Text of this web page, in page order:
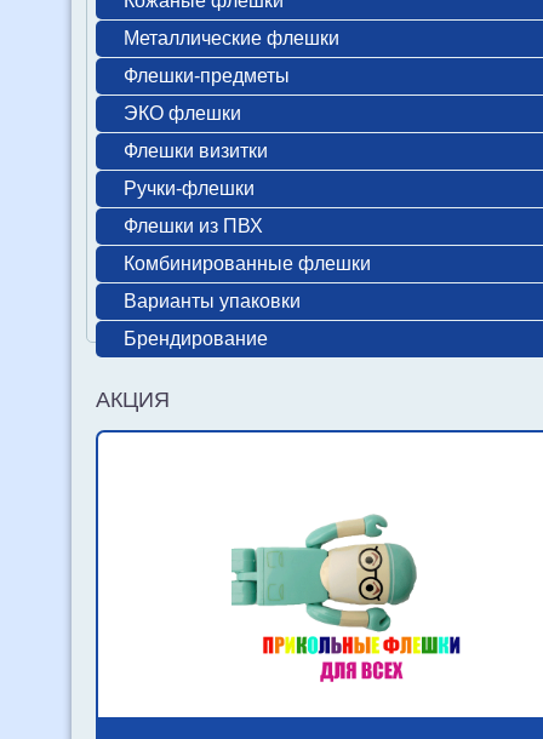
Металлические флешки
Флешки-предметы
ЭКО флешки
Флешки визитки
Ручки-флешки
Флешки из ПВХ
Комбинированные флешки
Варианты упаковки
Брендирование
АКЦИЯ